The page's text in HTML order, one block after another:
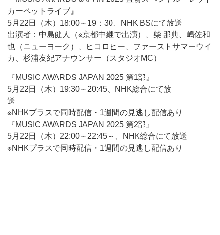
カーペットライブ』
5月22日（木）18:00～19：30、NHK BSにて放送
出演者：中島健人（※京都中継で出演）、柴 那典、嶋佐和
也（ニューヨーク）、ヒコロヒー、ファーストサマーウイ
カ、杉浦友紀アナウンサー（スタジオMC）
『MUSIC AWARDS JAPAN 2025 第1部』
5月22日（木）19:30～20:45、NHK総合にて放
送
※NHKプラスで同時配信・1週間の見逃し配信あり
『MUSIC AWARDS JAPAN 2025 第2部』
5月22日（木）22:00～22:45～、NHK総合にて放送
※NHKプラスで同時配信・1週間の見逃し配信あり